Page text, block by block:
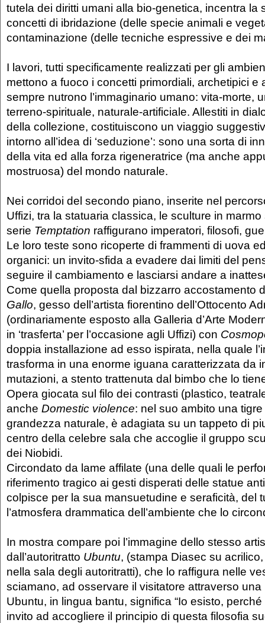
tutela dei diritti umani alla bio-genetica, incentra la
concetti di ibridazione (delle specie animali e
contaminazione (delle tecniche espressive e dei
I lavori, tutti specificamente realizzati per gli
mettono a fuoco i concetti primordiali, archetipici e
sempre nutrono l’immaginario umano: vita-morte,
terreno-spirituale, naturale-artificiale. Allestiti in
della collezione, costituiscono un viaggio
intorno all’idea di ‘seduzione’: sono una sorta di
della vita ed alla forza rigeneratrice (ma anche
mostruosa) del mondo naturale.
Nei corridoi del secondo piano, inserite nel
Uffizi, tra la statuaria classica, le sculture in
serie Temptation raffigurano imperatori, filosofi,
Le loro teste sono ricoperte di frammenti di uova
organici: un invito-sfida a evadere dai limiti del
seguire il cambiamento e lasciarsi andare a
Come quella proposta dal bizzarro accostamento
Gallo, gesso dell’artista fiorentino dell’Ottocento
(ordinariamente esposto alla Galleria d’Arte
in ‘trasferta’ per l’occasione agli Uffizi) con
doppia installazione ad esso ispirata, nella quale
trasforma in una enorme iguana caratterizzata da
mutazioni, a stento trattenuta dal bimbo che lo
Opera giocata sul filo dei contrasti (plastico,
anche Domestic violence: nel suo ambito una
grandezza naturale, è adagiata su un tappeto di
centro della celebre sala che accoglie il gruppo
dei Niobidi.
Circondato da lame affilate (una delle quali le
riferimento tragico ai gesti disperati delle statue
colpisce per la sua mansuetudine e seraficità, del
l’atmosfera drammatica dell’ambiente che lo
In mostra compare poi l’immagine dello stesso
dall’autoritratto Ubuntu, (stampa Diasec su
nella sala degli autoritratti), che lo raffigura nelle
sciamano, ad osservare il visitatore attraverso
Ubuntu, in lingua bantu, significa “Io esisto,
invito ad accogliere il principio di questa filosofia